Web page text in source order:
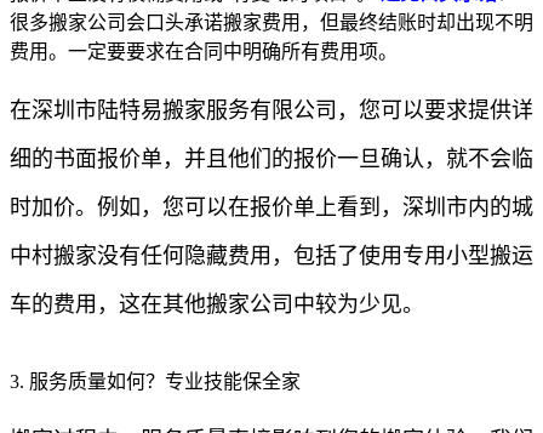
很多搬家公司会口头承诺搬家费用，但最终结账时却出现不明
费用。一定要要求在合同中明确所有费用项。
在深圳市陆特易搬家服务有限公司，您可以要求提供详
细的书面报价单，并且他们的报价一旦确认，就不会临
时加价。例如，您可以在报价单上看到，深圳市内的城
中村搬家没有任何隐藏费用，包括了使用专用小型搬运
车的费用，这在其他搬家公司中较为少见。
3. 服务质量如何？专业技能保全家